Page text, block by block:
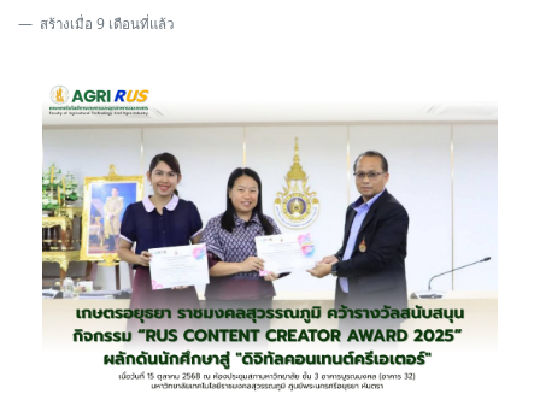
สร้างเมื่อ 9 เดือนที่แล้ว